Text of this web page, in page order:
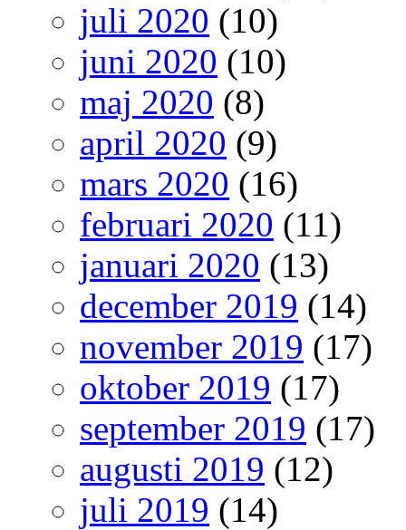
juli 2020 (10)
juni 2020 (10)
maj 2020 (8)
april 2020 (9)
mars 2020 (16)
februari 2020 (11)
januari 2020 (13)
december 2019 (14)
november 2019 (17)
oktober 2019 (17)
september 2019 (17)
augusti 2019 (12)
juli 2019 (14)